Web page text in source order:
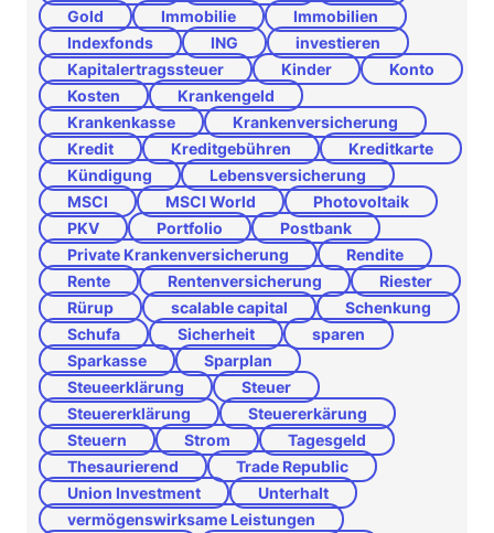
Gold
Immobilie
Immobilien
Indexfonds
ING
investieren
Kapitalertragssteuer
Kinder
Konto
Kosten
Krankengeld
Krankenkasse
Krankenversicherung
Kredit
Kreditgebühren
Kreditkarte
Kündigung
Lebensversicherung
MSCI
MSCI World
Photovoltaik
PKV
Portfolio
Postbank
Private Krankenversicherung
Rendite
Rente
Rentenversicherung
Riester
Rürup
scalable capital
Schenkung
Schufa
Sicherheit
sparen
Sparkasse
Sparplan
Steueerklärung
Steuer
Steuererklärung
Steuererkärung
Steuern
Strom
Tagesgeld
Thesaurierend
Trade Republic
Union Investment
Unterhalt
vermögenswirksame Leistungen